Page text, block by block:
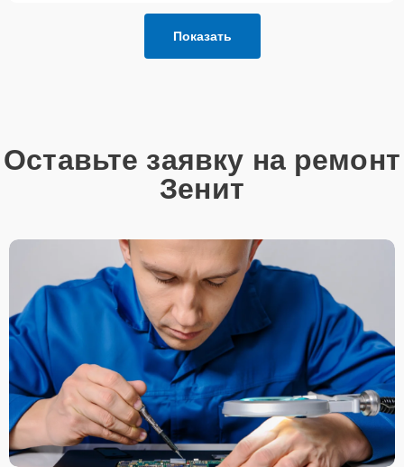
Показать
Оставьте заявку на ремонт
Зенит